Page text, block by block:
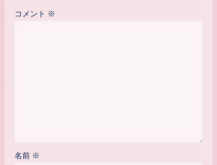
コメント ※
名前 ※